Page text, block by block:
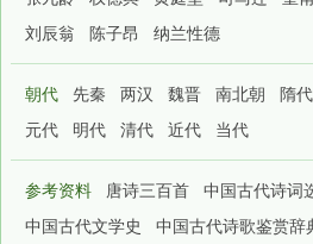
刘辰翁
陈子昂 纳兰性德
朝代 先秦 两汉 魏晋 南北朝 隋代
元代
明代 清代 近代 当代
参考资料 唐诗三百首 中国古代诗词
中国古代文学史
中国古代诗歌鉴赏辞